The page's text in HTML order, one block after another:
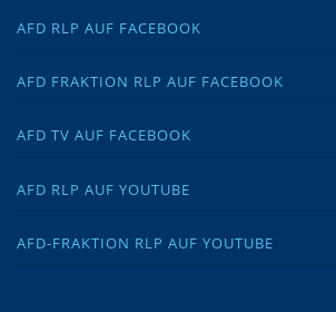
AFD RLP AUF FACEBOOK
AFD FRAKTION RLP AUF FACEBOOK
AFD TV AUF FACEBOOK
AFD RLP AUF YOUTUBE
AFD-FRAKTION RLP AUF YOUTUBE